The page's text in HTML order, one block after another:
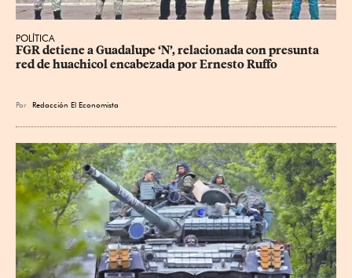
POLÍTICA
FGR detiene a Guadalupe ‘N’, relacionada con presunta
red de huachicol encabezada por Ernesto Ruffo
Por Redacción El Economista